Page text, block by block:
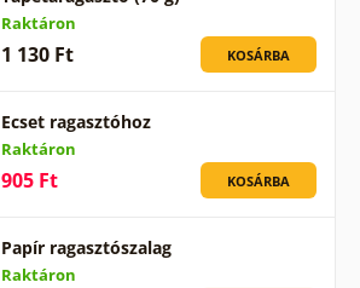
Raktáron
1 130 Ft KOSÁRBA
Ecset ragasztóhoz
Raktáron
905 Ft KOSÁRBA
Papír ragasztószalag
Raktáron